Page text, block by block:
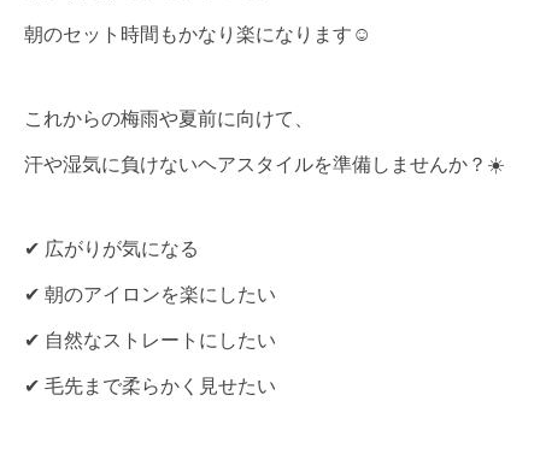
朝のセット時間もかなり楽になります☺️
これからの梅雨や夏前に向けて、
汗や湿気に負けないヘアスタイルを準備しませんか？☀️
✔︎ 広がりが気になる
✔︎ 朝のアイロンを楽にしたい
✔︎ 自然なストレートにしたい
✔︎ 毛先まで柔らかく見せたい